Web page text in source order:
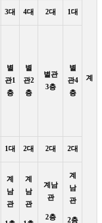
계
3대 4대 2대 1대
별
관1
층
별
관2
층
별관
3층
별
관4
층
1대 2대 2대 2대
계
남
관
계
남
관
계남
관
2층
계
남
관
2층